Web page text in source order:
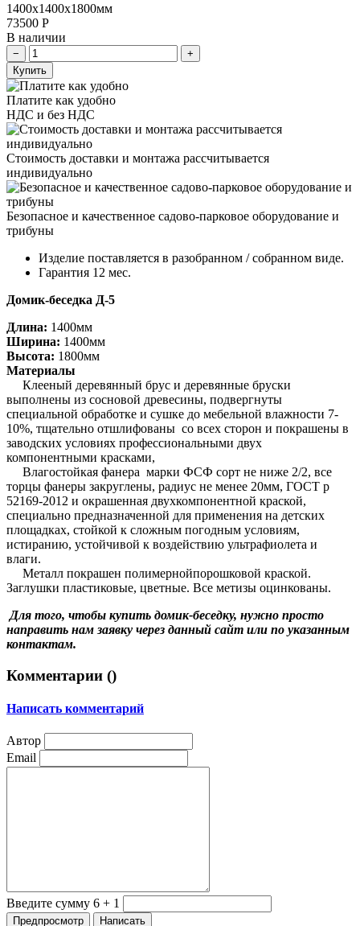
1400х1400х1800мм
73500 Р
В наличии
Купить
Платите как удобно
НДС и без НДС
Стоимость доставки и монтажа рассчитывается
индивидуально
Безопасное и качественное садово-парковое оборудование и
трибуны
Изделие поставляется в разобранном / собранном виде.
Гарантия 12 мес.
Домик-беседка Д-5
Длина: 1400мм
Ширина: 1400мм
Высота: 1800мм
Материалы
Клееный деревянный брус и деревянные бруски
выполнены из сосновой древесины, подвергнуты
специальной обработке и сушке до мебельной влажности 7-
10%, тщательно отшлифованы со всех сторон и покрашены в
заводских условиях профессиональными двух
компонентными красками,
Влагостойкая фанера марки ФСФ сорт не ниже 2/2, все
торцы фанеры закруглены, радиус не менее 20мм, ГОСТ р
52169-2012 и окрашенная двухкомпонентной краской,
специально предназначенной для применения на детских
площадках, стойкой к сложным погодным условиям,
истиранию, устойчивой к воздействию ультрафиолета и
влаги.
Металл покрашен полимернойпорошковой краской.
Заглушки пластиковые, цветные. Все метизы оцинкованы.
Для того, чтобы купить домик-беседку, нужно просто
направить нам заявку через данный сайт или по указанным
контактам.
Комментарии ()
Написать комментарий
Автор
Email
Введите сумму 6 + 1